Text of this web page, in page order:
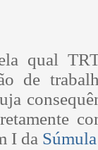
qual
de
I da